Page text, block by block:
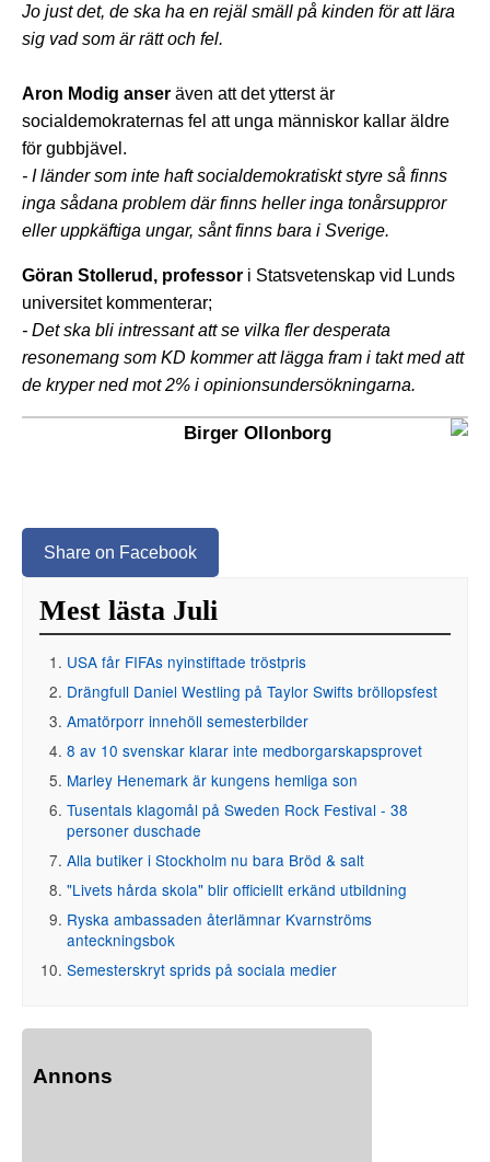
Jo just det, de ska ha en rejäl smäll på kinden för att lära
sig vad som är rätt och fel.
Aron Modig anser även att det ytterst är
socialdemokraternas fel att unga människor kallar äldre
för gubbjävel.
- I länder som inte haft socialdemokratiskt styre så finns
inga sådana problem där finns heller inga tonårsuppror
eller uppkäftiga ungar, sånt finns bara i Sverige.
Göran Stollerud, professor i Statsvetenskap vid Lunds
universitet kommenterar;
- Det ska bli intressant att se vilka fler desperata
resonemang som KD kommer att lägga fram i takt med att
de kryper ned mot 2% i opinionsundersökningarna.
Birger Ollonborg
Share on Facebook
Mest lästa Juli
USA får FIFAs nyinstiftade tröstpris
Drängfull Daniel Westling på Taylor Swifts bröllopsfest
Amatörporr innehöll semesterbilder
8 av 10 svenskar klarar inte medborgarskapsprovet
Marley Henemark är kungens hemliga son
Tusentals klagomål på Sweden Rock Festival - 38
personer duschade
Alla butiker i Stockholm nu bara Bröd & salt
"Livets hårda skola" blir officiellt erkänd utbildning
Ryska ambassaden återlämnar Kvarnströms
anteckningsbok
Semesterskryt sprids på sociala medier
Annons